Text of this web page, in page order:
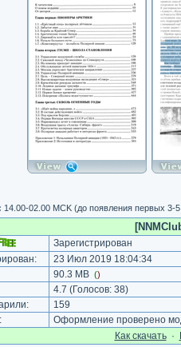
14.00-02.00 MCK (до появления первых 3-
Зарегистрирован
23 Июл 2019 18:04:34
90.3 MB ()
4.7 (Голосов: 38)
159
Оформление проверено
Как cкачать·